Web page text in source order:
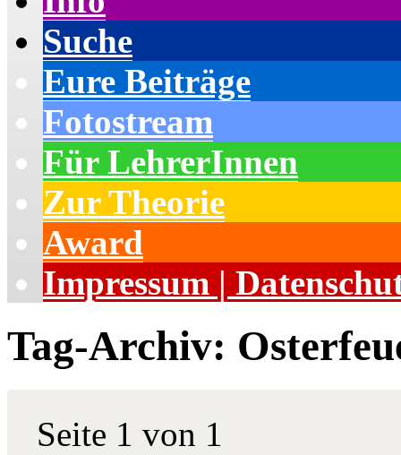
Suche
Eure Beiträge
Fotostream
Für LehrerInnen
Zur Theorie
Award
Impressum |
Tag-Archiv:
Seite 1 von 1